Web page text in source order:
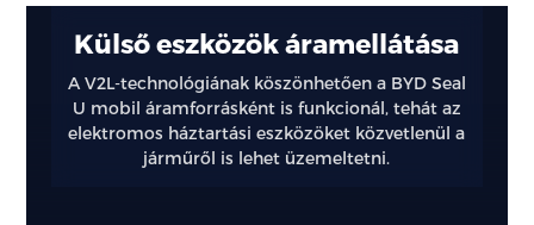
Külső eszközök áramellátása
A V2L-technológiának köszönhetően a BYD Seal
U mobil áramforrásként is funkcionál, tehát az
elektromos háztartási eszközöket közvetlenül a
járműről is lehet üzemeltetni.